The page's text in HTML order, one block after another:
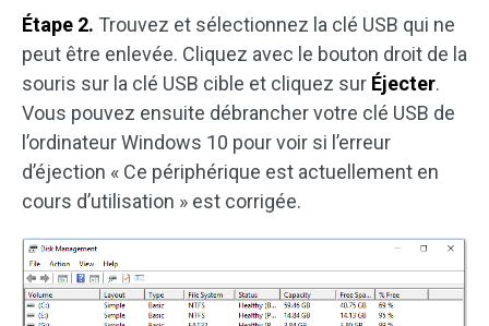
Étape 2. Trouvez et sélectionnez la clé USB qui ne
peut être enlevée. Cliquez avec le bouton droit de la
souris sur la clé USB cible et cliquez sur Éjecter.
Vous pouvez ensuite débrancher votre clé USB de
l’ordinateur Windows 10 pour voir si l’erreur
d’éjection « Ce périphérique est actuellement en
cours d’utilisation » est corrigée.